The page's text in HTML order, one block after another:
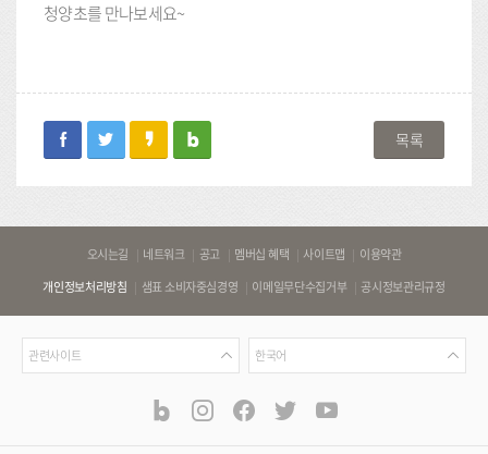
청양초를 만나보세요~
facebooktwitter kakaostoryblog 목록
오시는길 네트워크 공고 멤버십 혜택 사이트맵
이용약관
개인정보처리방침
샘표 소비자중심경영 이메일무단수집거부 공시정보관리규정
관
련
관련사이트
언
어
한국어
blog instagramfacebook
twitter